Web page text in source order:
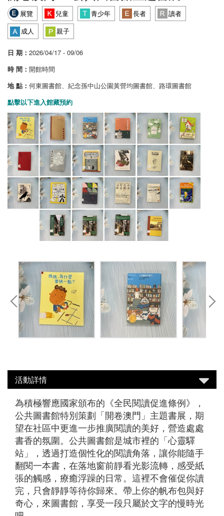
展覽 兒童 青少年 長者
讀者
成人
親子
日 期： 2026/04/17 - 09/06
時 間： 開館時間
地 點： 何東圖書館、紀念孫中山公園黃營均圖書館、路環圖書館
點擊以下進入館藏預約
活動詳情
為積極響應國家頒布的《全民閱讀促進條例》，
公共圖書館特別策劃「開卷澳門」主題書展，期
望在社區中更進一步推廣閱讀的美好，營造處處
書香的氛圍。公共圖書館是城市裡的「心靈驛
站」，透過打造個性化的閱讀角落，讓你能隨手
翻閱一本書，在落地窗前靜看光影流轉，感受紙
張的觸感，療癒浮躁的日常。這裡不會催促你讀
完，只會靜靜等待你歸來。帶上你的帆布包與好
奇心，來圖書館，享受一段只屬於文字的慢時光